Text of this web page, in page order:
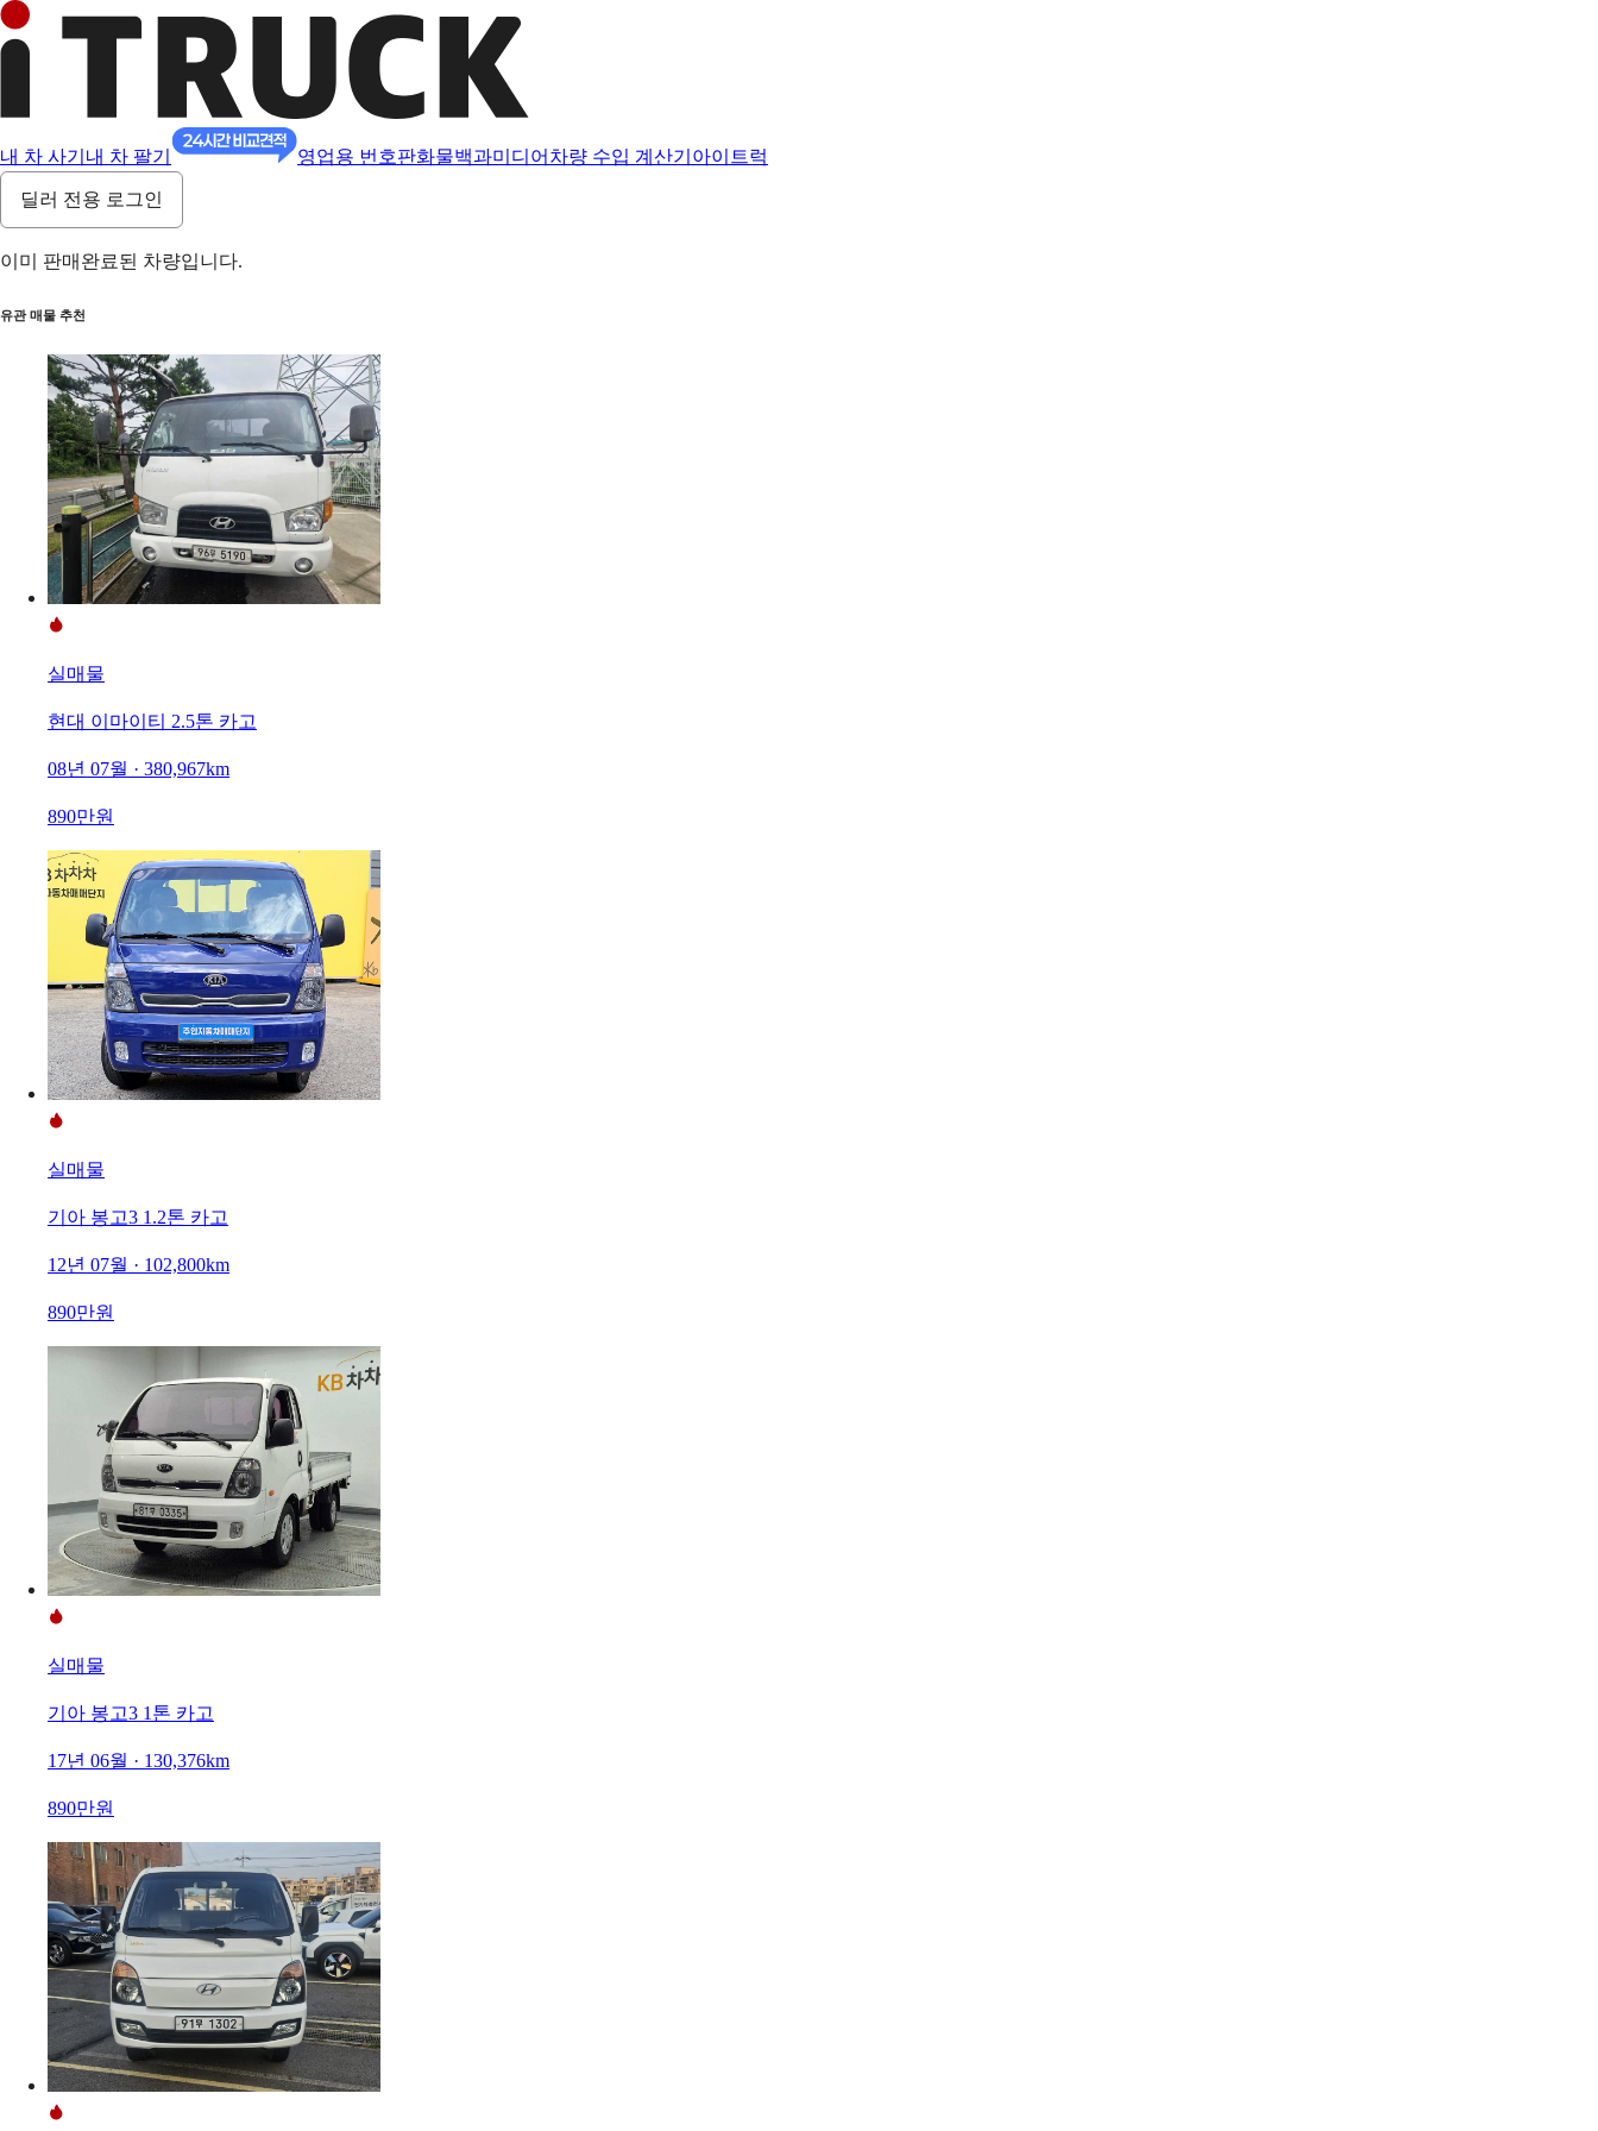
내 차 사기 내 차 팔기 영업용 번호판화물백과미디어 차량 수입 계산기 아이트럭
딜러 전용 로그인
이미 판매완료된 차량입니다.
유관 매물 추천
실매물
현대 이마이티 2.5톤 카고
08년 07월 · 380,967km
890만원
실매물
기아 봉고3 1.2톤 카고
12년 07월 · 102,800km
890만원
실매물
기아 봉고3 1톤 카고
17년 06월 · 130,376km
890만원